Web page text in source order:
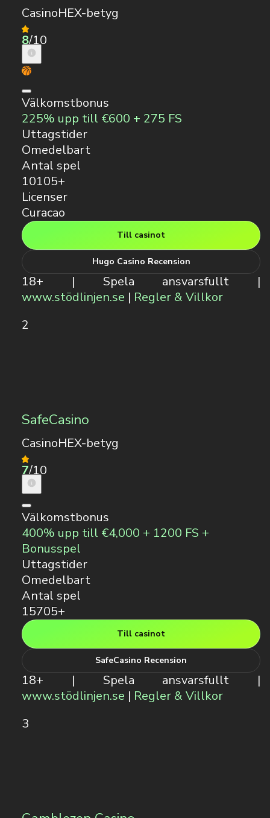
CasinoHEX-betyg
8/10
Välkomstbonus
225% upp till €600 + 275 FS
Uttagstider
Omedelbart
Antal spel
10105+
Licenser
Curacao
Till casinot
Hugo Casino Recension
18+ | Spela ansvarsfullt |
www.stödlinjen.se | Regler & Villkor
2
SafeCasino
CasinoHEX-betyg
7/10
Välkomstbonus
400% upp till €4,000 + 1200 FS +
Bonusspel
Uttagstider
Omedelbart
Antal spel
15705+
Till casinot
SafeCasino Recension
18+ | Spela ansvarsfullt |
www.stödlinjen.se | Regler & Villkor
3